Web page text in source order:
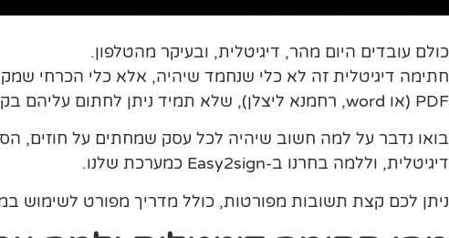
כולם עובדים היום מהר, דיגיטלית, ובעיקר מהטלפון.
חתימה דיגיטלית זה לא כלי שנחמד שיהיה, אלא כלי הכרחי
PDF (או word, רחמנא ליצלן), שלא תמיד ניתן לחתום עליהם בקלות.
בואו נדבר על למה חשוב שיהיה לכל עסק שמחתים על חוזים,
דיגיטלית, וללמה בחרנו ב-Easy2sign כמערכת שלנו.
ניתן לכם קצת תשובות מפורטות, כולל מדריך מפורט לשימוש